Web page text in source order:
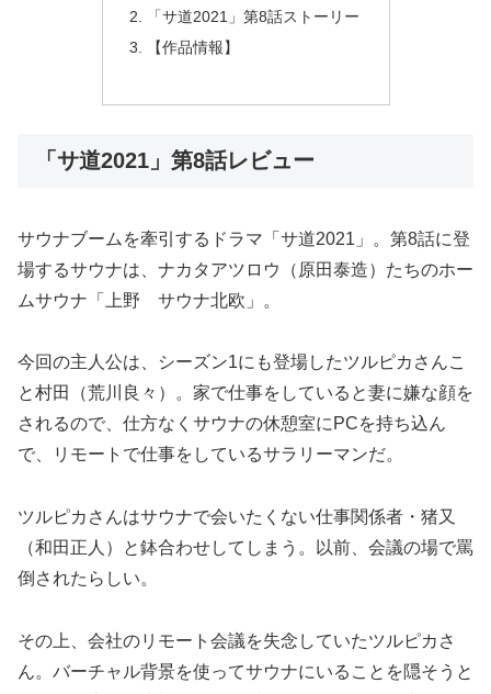
「サ道2021」第8話ストーリー
【作品情報】
「サ道2021」第8話レビュー
サウナブームを牽引するドラマ「サ道2021」。第8話に登
場するサウナは、ナカタアツロウ（原田泰造）たちのホー
ムサウナ「上野 サウナ北欧」。
今回の主人公は、シーズン1にも登場したツルピカさんこ
と村田（荒川良々）。家で仕事をしていると妻に嫌な顔を
されるので、仕方なくサウナの休憩室にPCを持ち込ん
で、リモートで仕事をしているサラリーマンだ。
ツルピカさんはサウナで会いたくない仕事関係者・猪又
（和田正人）と鉢合わせしてしまう。以前、会議の場で罵
倒されたらしい。
その上、会社のリモート会議を失念していたツルピカさ
ん。バーチャル背景を使ってサウナにいることを隠そうと